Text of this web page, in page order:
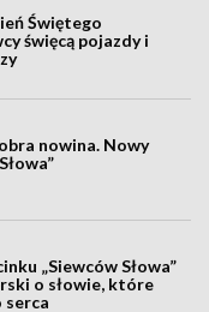
Świętego
święcą pojazdy i
nowina. Nowy
„Siewców Słowa”
o słowie, które